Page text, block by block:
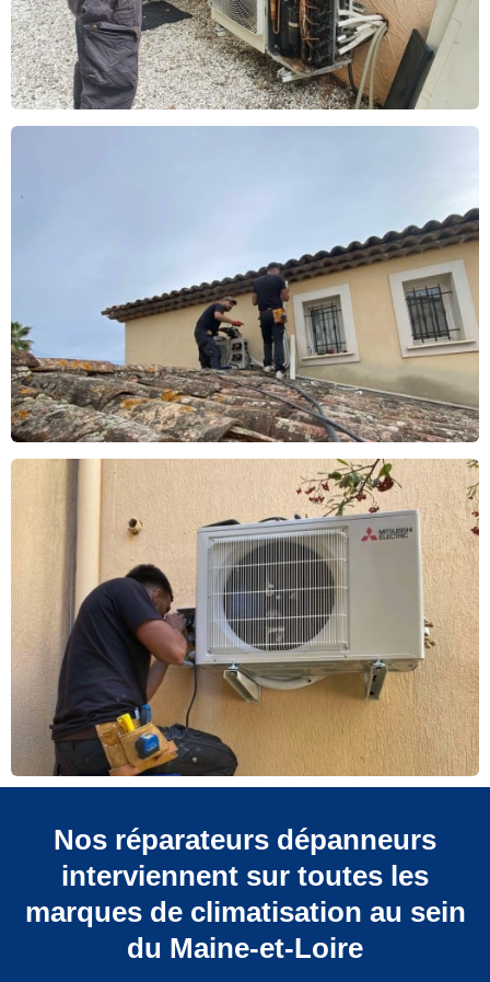
Nos réparateurs dépanneurs
interviennent sur toutes les
marques de climatisation au sein
du Maine-et-Loire